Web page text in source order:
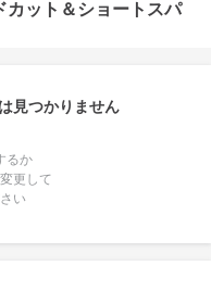
カット＆ショートスパ
見つかりません
るか
更して
い